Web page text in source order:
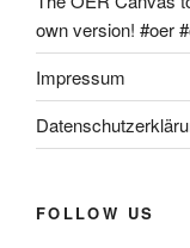
own version! #oer
Impressum
FOLLOW US